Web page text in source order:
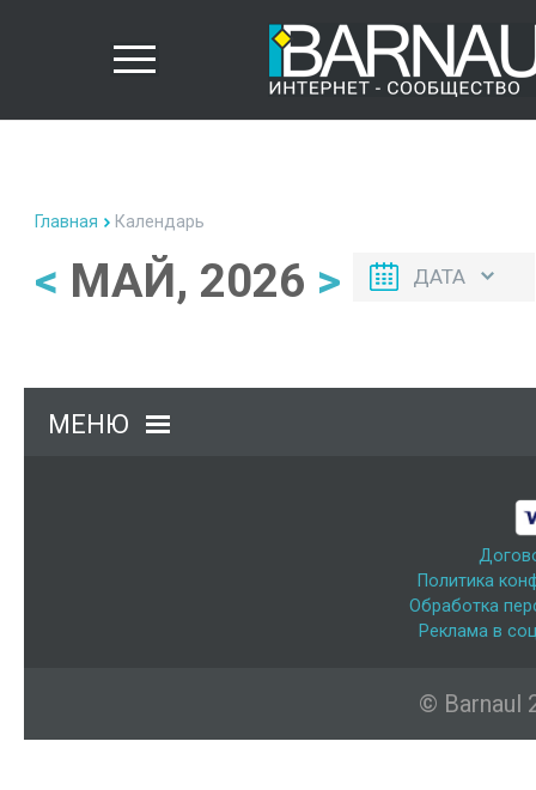
Главная Календарь
< МАЙ, 2026 > ДАТА
МЕНЮ
Политика
Обработка
Реклама в
© Barnaul